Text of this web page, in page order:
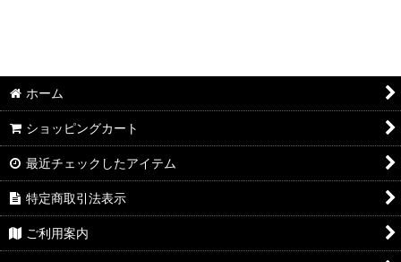
ホーム
ショッピングカート
最近チェックしたアイテム
特定商取引法表示
ご利用案内